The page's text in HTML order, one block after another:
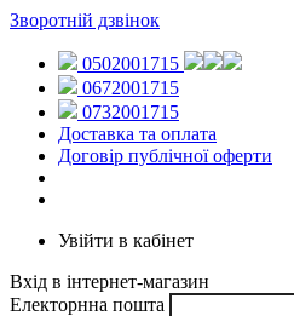
Зворотній дзвінок
0502001715
0672001715
0732001715
Доставка та оплата
Договір публічної оферти
Увійти в кабінет
Вхід в інтернет-магазин
Електорнна пошта